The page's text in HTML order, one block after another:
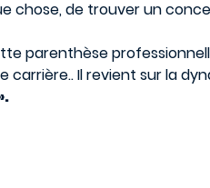
chose, de trouver un
parenthèse
Il revient sur la